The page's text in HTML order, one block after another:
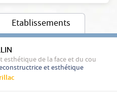
Etablissements
de la face et du cou
et esthétique